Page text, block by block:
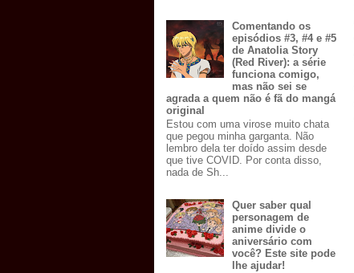
Comentando os
episódios #3, #4 e #5
de Anatolia Story
(Red River): a série
funciona comigo,
mas não sei se
agrada a quem não é fã do mangá
original
Estou com uma virose muito chata
que pegou minha garganta. Não
lembro dela ter doído assim desde
que tive COVID. Por conta disso,
nada de Sh...
Quer saber qual
personagem de
anime divide o
aniversário com
você? Este site pode
lhe ajudar!